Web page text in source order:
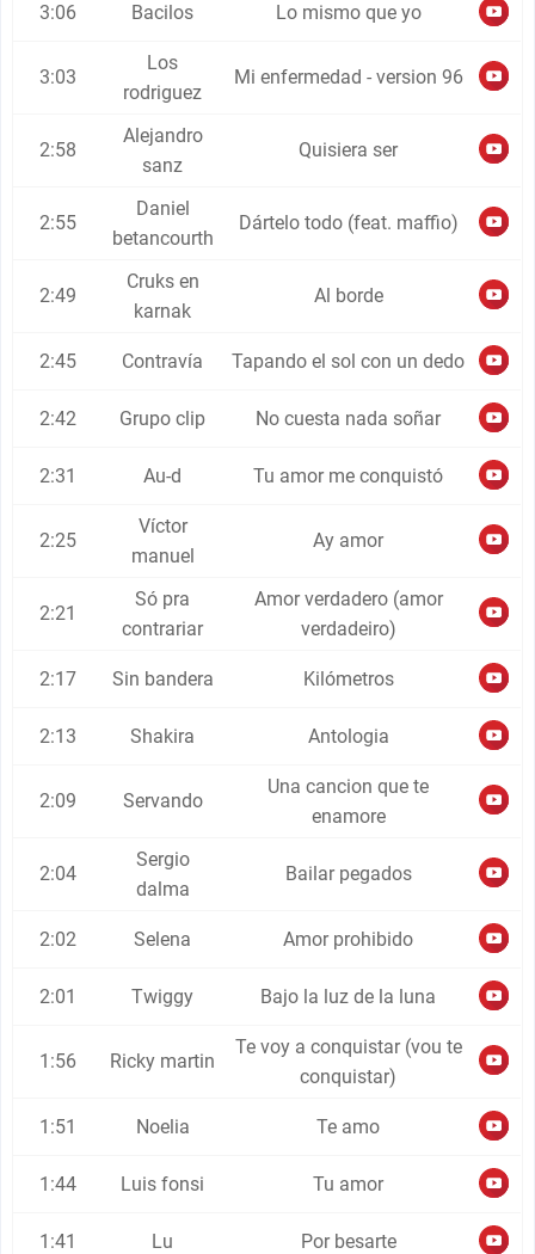
3:06 Bacilos Lo mismo que yo
3:03
Los
rodriguez
Mi enfermedad - version 96
2:58
Alejandro
sanz
Quisiera ser
2:55
Daniel
betancourth
Dártelo todo (feat. maffio)
2:49
Cruks en
karnak
Al borde
2:45 Contravía Tapando el sol con un dedo
2:42 Grupo clip No cuesta nada soñar
2:31 Au-d Tu amor me conquistó
2:25
Víctor
manuel
Ay amor
2:21
Só pra
contrariar
Amor verdadero (amor
verdadeiro)
2:17 Sin bandera Kilómetros
2:13 Shakira Antologia
2:09 Servando
Una cancion que te
enamore
2:04
Sergio
dalma
Bailar pegados
2:02 Selena Amor prohibido
2:01 Twiggy Bajo la luz de la luna
1:56 Ricky martin
Te voy a conquistar (vou te
conquistar)
1:51 Noelia Te amo
1:44 Luis fonsi Tu amor
1:41 Lu Por besarte